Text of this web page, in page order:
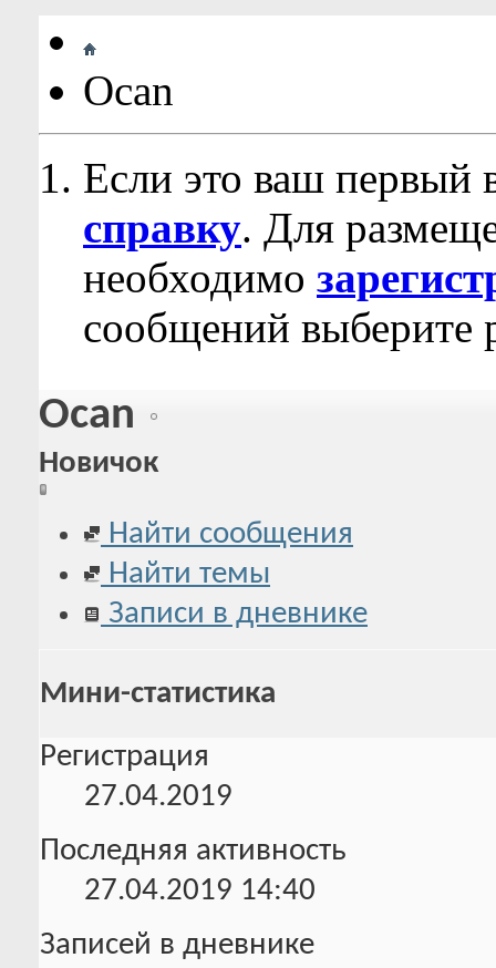
Ocan
Если это ваш первый
справку. Для
необходимо
сообщений выберите
Ocan
Новичок
Найти сообщения
Найти темы
Записи в дневнике
Мини-статистика
Регистрация
27.04.2019
Последняя активность
27.04.2019 14:40
Записей в дневнике